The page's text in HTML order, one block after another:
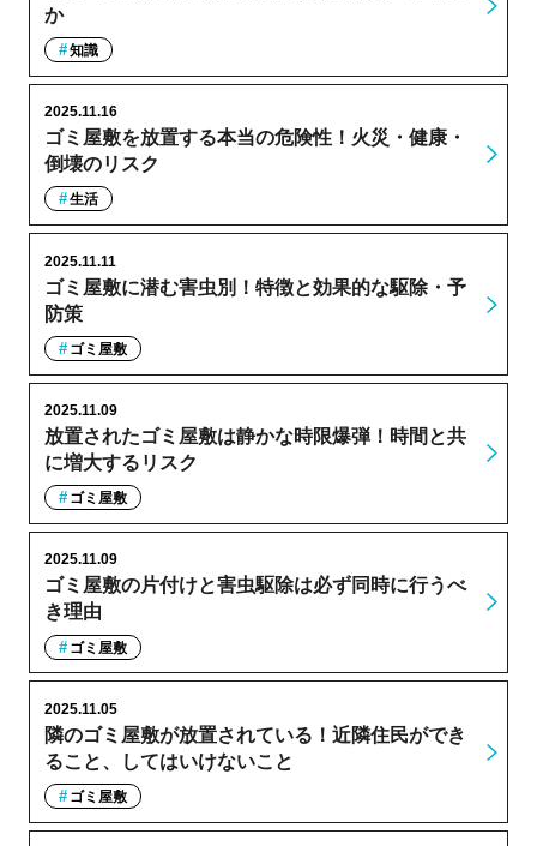
か
知識
ゴミ屋敷を放置する本当の危険性！火災・健康・
倒壊のリスク
2025.11.16
生活
ゴミ屋敷に潜む害虫別！特徴と効果的な駆除・予
防策
2025.11.11
ゴミ屋敷
放置されたゴミ屋敷は静かな時限爆弾！時間と共
に増大するリスク
2025.11.09
ゴミ屋敷
ゴミ屋敷の片付けと害虫駆除は必ず同時に行うべ
き理由
2025.11.09
ゴミ屋敷
隣のゴミ屋敷が放置されている！近隣住民ができ
ること、してはいけないこと
2025.11.05
ゴミ屋敷